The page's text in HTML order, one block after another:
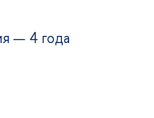
— 4 года